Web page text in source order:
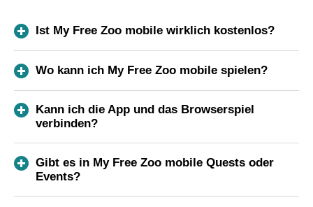
Ist My Free Zoo mobile wirklich kostenlos?
Wo kann ich My Free Zoo mobile spielen?
Kann ich die App und das Browserspiel
verbinden?
Gibt es in My Free Zoo mobile Quests oder
Events?